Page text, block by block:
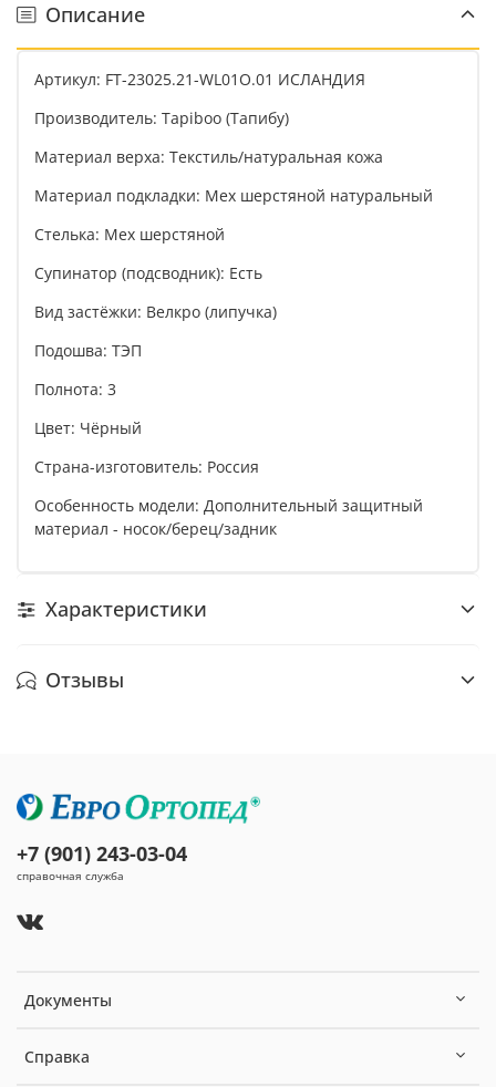
Описание
Артикул: FT-23025.21-WL01O.01 ИСЛАНДИЯ
Производитель: Tapiboo (Тапибу)
Материал верха: Текстиль/натуральная кожа
Материал подкладки: Мех шерстяной натуральный
Стелька: Мех шерстяной
Супинатор (подсводник): Есть
Вид застёжки: Велкро (липучка)
Подошва: ТЭП
Полнота: 3
Цвет: Чёрный
Страна-изготовитель: Россия
Особенность модели: Дополнительный защитный
материал - носок/берец/задник
Характеристики
Отзывы
Документы
Справка
+7 (901) 243-03-04
справочная служба